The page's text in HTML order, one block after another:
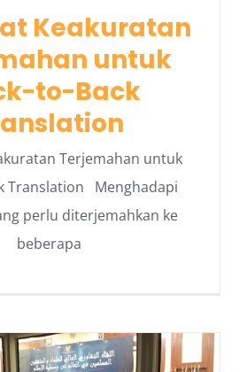
Keakuratan
untuk
to-Back
Terjemahan untuk
Translation Menghadapi
perlu diterjemahkan ke
beberapa